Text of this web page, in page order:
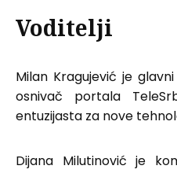
Voditelji
Milan Kragujević je
osnivač portala
entuzijasta za nove
Dijana Milutinović je